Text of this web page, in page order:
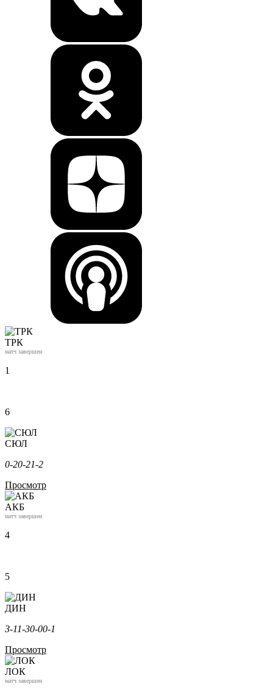
ТРК
матч завершен
1
6
СЮЛ
0-20-21-2
Просмотр
АКБ
матч завершен
4
5
ДИН
3-11-30-00-1
Просмотр
ЛОК
матч завершен